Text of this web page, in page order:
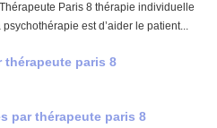
Paris 8 thérapie individuelle
est d’aider le patient...
thérapeute paris 8
par thérapeute paris 8